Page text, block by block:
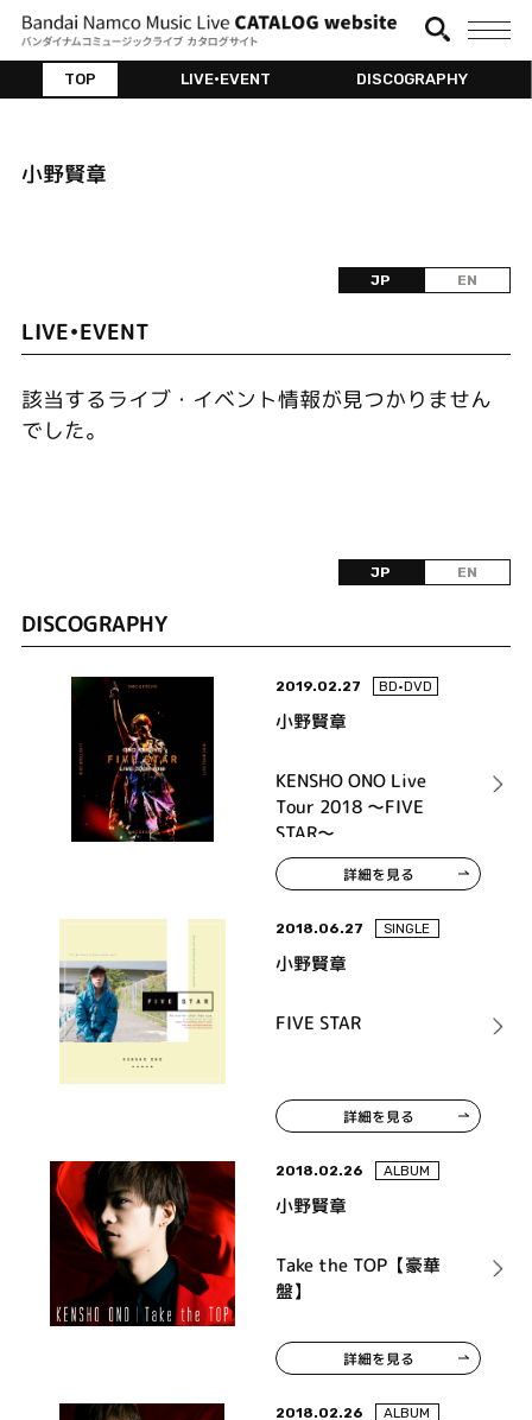
TOP LIVE•EVENT DISCOGRAPHY
小野賢章
JP EN
LIVE•EVENT
該当するライブ・イベント情報が見つかりません
でした。
JP EN
DISCOGRAPHY
2019.02.27 BD•DVD
小野賢章
KENSHO ONO Live
Tour 2018 ～FIVE
STAR～
詳細を見る
2018.06.27 SINGLE
小野賢章
FIVE STAR
詳細を見る
2018.02.26 ALBUM
小野賢章
Take the TOP【豪華
盤】
詳細を見る
2018.02.26 ALBUM